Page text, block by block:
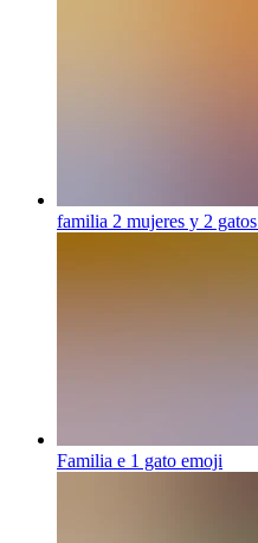
familia 2 mujeres y 2 gatos
Familia e 1 gato emoji